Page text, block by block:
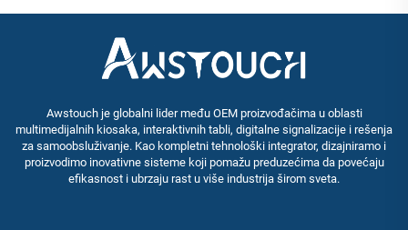
Awstouch je globalni lider među OEM proizvođačima u oblasti
multimedijalnih kiosaka, interaktivnih tabli, digitalne signalizacije i rešenja
za samoobsluživanje. Kao kompletni tehnološki integrator, dizajniramo i
proizvodimo inovativne sisteme koji pomažu preduzećima da povećaju
efikasnost i ubrzaju rast u više industrija širom sveta.